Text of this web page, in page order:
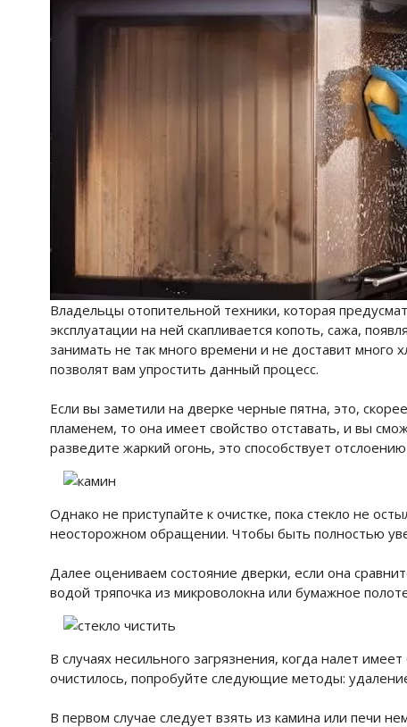
Владельцы отопительной техники, которая
эксплуатации на ней скапливается копоть, сажа,
занимать не так много времени и не доставит много
позволят вам упростить данный процесс.
Если вы заметили на дверке черные пятна, это,
пламенем, то она имеет свойство отставать, и вы
разведите жаркий огонь, это способствует
Однако не приступайте к очистке, пока стекло не
неосторожном обращении. Чтобы быть полностью
Далее оцениваем состояние дверки, если она
водой тряпочка из микроволокна или бумажное
В случаях несильного загрязнения, когда налет
очистилось, попробуйте следующие методы:
В первом случае следует взять из камина или печи